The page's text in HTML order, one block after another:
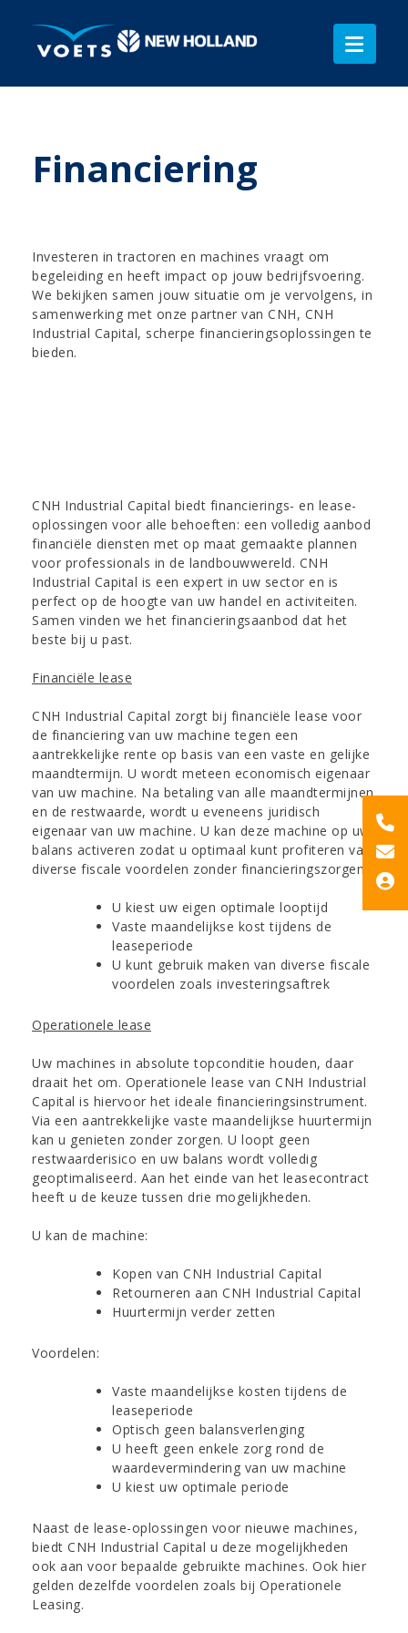
Financiering
Investeren in tractoren en machines vraagt om
begeleiding en heeft impact op jouw bedrijfsvoering.
We bekijken samen jouw situatie om je vervolgens, in
samenwerking met onze partner van CNH, CNH
Industrial Capital, scherpe financieringsoplossingen te
bieden.
CNH Industrial Capital biedt financierings- en lease-
oplossingen voor alle behoeften: een volledig aanbod
financiële diensten met op maat gemaakte plannen
voor professionals in de landbouwwereld. CNH
Industrial Capital is een expert in uw sector en is
perfect op de hoogte van uw handel en activiteiten.
Samen vinden we het financieringsaanbod dat het
beste bij u past.
Financiële lease
CNH Industrial Capital zorgt bij financiële lease voor
de financiering van uw machine tegen een
aantrekkelijke rente op basis van een vaste en gelijke
maandtermijn. U wordt meteen economisch eigenaar
van uw machine. Na betaling van alle maandtermijnen
en de restwaarde, wordt u eveneens juridisch
eigenaar van uw machine. U kan deze machine op uw
balans activeren zodat u optimaal kunt profiteren van
diverse fiscale voordelen zonder financieringszorgen.
U kiest uw eigen optimale looptijd
Vaste maandelijkse kost tijdens de
leaseperiode
U kunt gebruik maken van diverse fiscale
voordelen zoals investeringsaftrek
Operationele lease
Uw machines in absolute topconditie houden, daar
draait het om. Operationele lease van CNH Industrial
Capital is hiervoor het ideale financieringsinstrument.
Via een aantrekkelijke vaste maandelijkse huurtermijn
kan u genieten zonder zorgen. U loopt geen
restwaarderisico en uw balans wordt volledig
geoptimaliseerd. Aan het einde van het leasecontract
heeft u de keuze tussen drie mogelijkheden.
U kan de machine:
Kopen van CNH Industrial Capital
Retourneren aan CNH Industrial Capital
Huurtermijn verder zetten
​Voordelen:
Vaste maandelijkse kosten tijdens de
leaseperiode
Optisch geen balansverlenging
U heeft geen enkele zorg rond de
waardevermindering van uw machine
U kiest uw optimale periode
Naast de lease-oplossingen voor nieuwe machines,
biedt CNH Industrial Capital u deze mogelijkheden
ook aan voor bepaalde gebruikte machines. Ook hier
gelden dezelfde voordelen zoals bij Operationele
Leasing.​